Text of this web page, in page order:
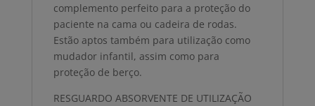
complemento perfeito para a proteção do
paciente na cama ou cadeira de rodas.
Estão aptos também para utilização como
mudador infantil, assim como para
proteção de berço.
RESGUARDO ABSORVENTE DE UTILIZAÇÃO